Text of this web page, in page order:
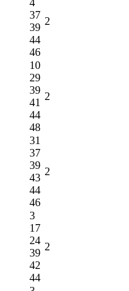
37
39
44
46
2
10
29
39
41
44
48
2
31
37
39
43
44
46
2
3
17
24
39
42
44
2